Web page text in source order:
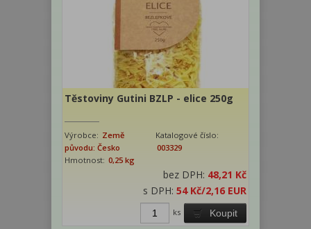
Těstoviny Gutini BZLP - elice 250g
Výrobce: Země
původu: Česko
Katalogové číslo:
003329
Hmotnost: 0,25 kg
bez DPH: 48,21 Kč
s DPH: 54 Kč/2,16 EUR
Koupit
ks